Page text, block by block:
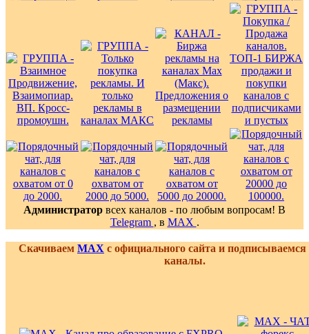
Администратор всех каналов - по любым вопросам! В
Telegram , в MAX .
Скачиваем MAX с официального сайта и
каналы.